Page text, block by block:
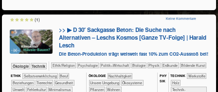
>> ▶ D 30′ Sackgasse Beton: Die Suche nach
Alternativen – Leschs Kosmos [Ganze TV-Folge] | Harald
Lesch
Die Beton-Produktion trägt weltweit fast 10% zum CO2-Ausstoß bei!
​​​​​​​Ökologie ​Technik ​​​​​​​​​​Ethik/​Religion ​​​​​​​​​​Psychologie ​​​​​​​​​Politik+​Wirtschaft ​​​​​​​Biologie ​​​​​​​Physik ​​​​​Erdkunde Bildende Kunst
ETHIK ​​​​​​​​​​​​​​​​​​​​​​​​​​​​​​​​​​​​​​​​Selbst­verwirklichung
​​​​​​​​​​​​​​​Beruf
​​​​​​​​​​​​​Beziehungen
​​​​​​​​Tierrechte
​​​​​​Gesundheit
​​​​​Umwelt
​​Fehlerkultur
​​Minimalismus
ÖKO​LOGIE ​​​​​​​​​​​​​​​Nachhaltigkeit
​​​​​​​​​​​​​Unsere Umgebung
​​​​​​​​​​​Ökosysteme
​​​​​​​​​Pflanzen
​​​​Wohnen
PHY​
SIK
TECH​NIK ​​​​​​​​​Werkstoffe
​​​​​​​​Holz
​​​​​​Technik-
Keine Kommentare
(1)